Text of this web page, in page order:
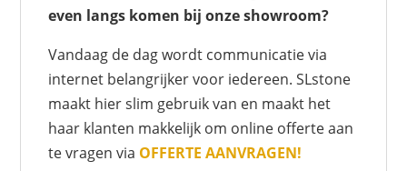
even langs komen bij onze showroom?
Vandaag de dag wordt communicatie via
internet belangrijker voor iedereen. SLstone
maakt hier slim gebruik van en maakt het
haar klanten makkelijk om online offerte aan
te vragen via OFFERTE AANVRAGEN!